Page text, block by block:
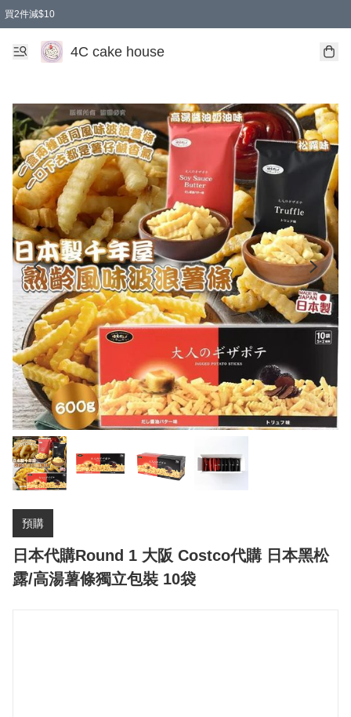
買2件減$10
任選兩件減$10
買兩盒減$10
買兩件減$10
買2件減$10
4C cake house
預購
日本代購Round 1 大阪 Costco代購 日本黑松
露/高湯薯條獨立包裝 10袋